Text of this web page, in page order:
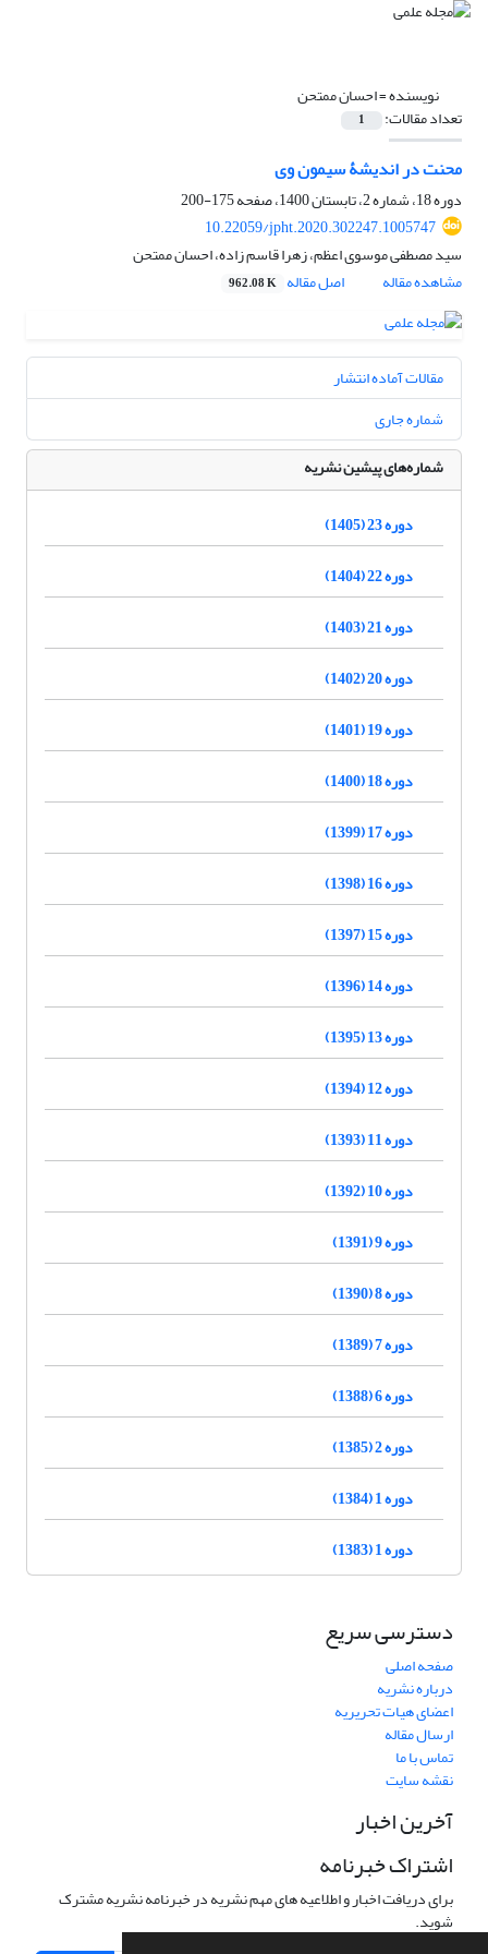
نویسنده =احسان ممتحن
تعداد مقالات: 1
محنت در اندیشۀ سیمون وی
دوره 18، شماره 2، تابستان 1400، صفحه
175-200
10.22059/jpht.2020.302247.1005747
سید مصطفی موسوی اعظم، زهرا قاسم زاده، احسان ممتحن
مشاهده مقاله
اصل مقاله 962.08 K
مقالات آماده انتشار
شماره جاری
شماره‌های پیشین نشریه
دوره 23 (1405)
دوره 22 (1404)
دوره 21 (1403)
دوره 20 (1402)
دوره 19 (1401)
دوره 18 (1400)
دوره 17 (1399)
دوره 16 (1398)
دوره 15 (1397)
دوره 14 (1396)
دوره 13 (1395)
دوره 12 (1394)
دوره 11 (1393)
دوره 10 (1392)
دوره 9 (1391)
دوره 8 (1390)
دوره 7 (1389)
دوره 6 (1388)
دوره 2 (1385)
دوره 1 (1384)
دوره 1 (1383)
دسترسی سریع
صفحه اصلی
درباره نشریه
اعضای هیات تحریریه
ارسال مقاله
تماس با ما
نقشه سایت
آخرین اخبار
اشتراک خبرنامه
برای دریافت اخبار و اطلاعیه های مهم نشریه در خبرنامه نشریه مشترک
شوید.